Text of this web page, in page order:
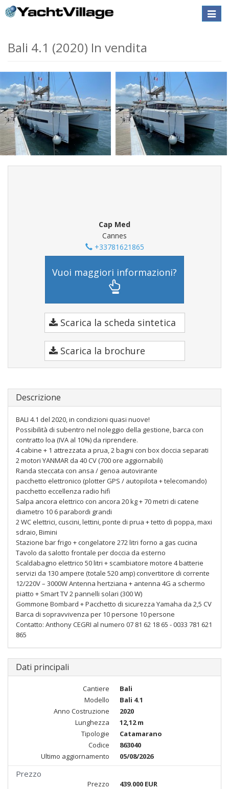
Toggle
Bali 4.1 (2020) In vendita
Cap Med
Cannes
+33781621865
Vuoi maggiori informazioni?
Scarica la scheda sintetica
Scarica la brochure
Descrizione
BALI 4.1 del 2020, in condizioni quasi nuove!
Possibilità di subentro nel noleggio della gestione, barca con
contratto loa (IVA al 10%) da riprendere.
4 cabine + 1 attrezzata a prua, 2 bagni con box doccia separati
2 motori YANMAR da 40 CV (700 ore aggiornabili)
Randa steccata con ansa / genoa autovirante
pacchetto elettronico (plotter GPS / autopilota + telecomando)
pacchetto eccellenza radio hifi
Salpa ancora elettrico con ancora 20 kg + 70 metri di catene
diametro 10 6 parabordi grandi
2 WC elettrici, cuscini, lettini, ponte di prua + tetto di poppa, maxi
sdraio, Bimini
Stazione bar frigo + congelatore 272 litri forno a gas cucina
Tavolo da salotto frontale per doccia da esterno
Scaldabagno elettrico 50 litri + scambiatore motore 4 batterie
servizi da 130 ampere (totale 520 amp) convertitore di corrente
12/220V – 3000W Antenna hertziana + antenna 4G a schermo
piatto + Smart TV 2 pannelli solari (300 W)
Gommone Bombard + Pacchetto di sicurezza Yamaha da 2,5 CV
Barca di sopravvivenza per 10 persone 10 persone
Contatto: Anthony CEGRI al numero 07 81 62 18 65 - 0033 781 621
865
Dati principali
Cantiere
Bali
Modello
Bali 4.1
Anno Costruzione
2020
Lunghezza
12,12 m
Tipologie
Catamarano
Codice
863040
Ultimo aggiornamento
05/08/2026
Prezzo
Prezzo
439.000 EUR